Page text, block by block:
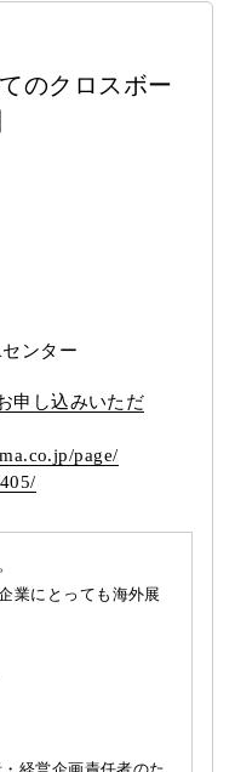
のクロスボー
ンター
申し込みいただ
page/
業にとっても海外展